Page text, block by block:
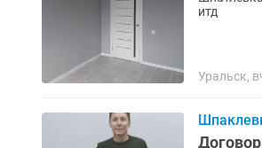
итд
Уральск,